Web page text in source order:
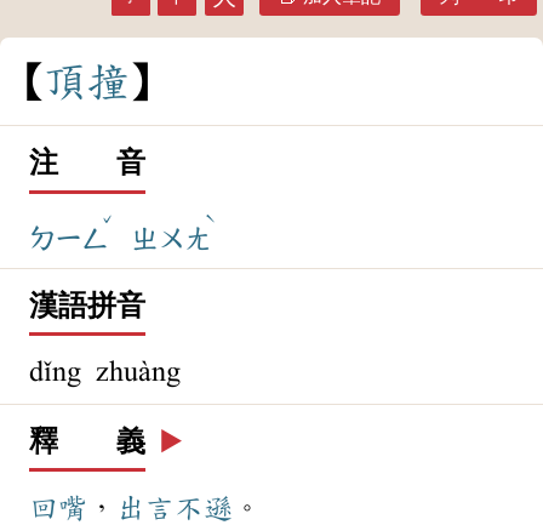
頂撞
注 音
ㄉㄧㄥ
ˇ
ㄓㄨㄤ
ˋ
漢語拼音
dǐng zhuàng
釋 義 ▶️
回嘴 ， 出言不遜 。